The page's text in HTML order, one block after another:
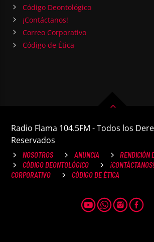
Código Deontológico
¡Contáctanos!
Correo Corporativo
Código de Ética
Radio Flama 104.5FM - Todos los
Reservados
NOSOTROS ANUNCIA
RENDICIÓN
CÓDIGO DEONTOLÓGICO
¡CONTÁCTANOS!
CORPORATIVO
CÓDIGO DE ÉTICA